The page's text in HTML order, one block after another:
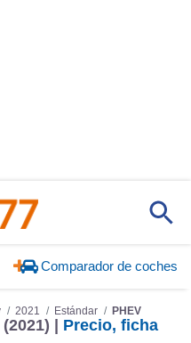
Comparador de coches
2021 Estándar PHEV
| Precio, ficha